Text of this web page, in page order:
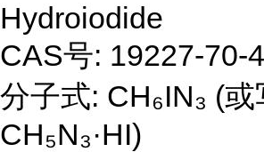
Hydroiodide
CAS号: 19227-70-4
分子式: CH₆IN₃ (或
CH₅N₃·HI)